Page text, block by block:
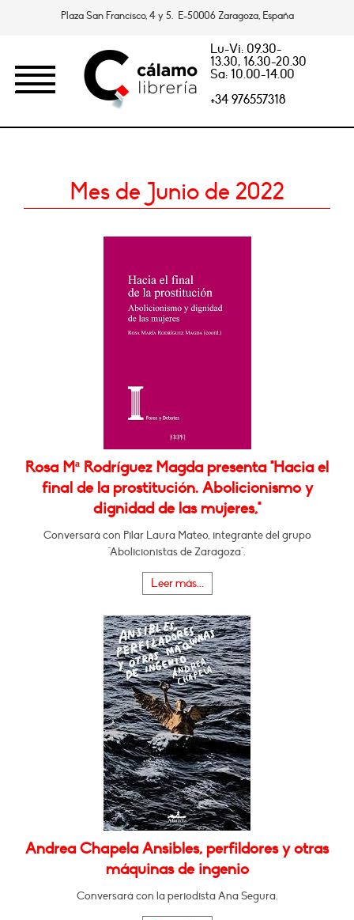
Plaza San Francisco, 4 y 5. E-50006 Zaragoza, España
Lu-Vi: 09.30-
13.30, 16.30-20.30
Sa: 10.00-14.00
+34 976557318
Mes de Junio de 2022
Rosa Mª Rodríguez Magda presenta "Hacia el
final de la prostitución. Abolicionismo y
dignidad de las mujeres,"
Conversará con Pilar Laura Mateo, integrante del grupo
"Abolicionistas de Zaragoza".
Leer más...
Andrea Chapela Ansibles, perfildores y otras
máquinas de ingenio
Conversará con la periodista Ana Segura.